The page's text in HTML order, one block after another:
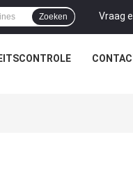
Vraag
Zoeken